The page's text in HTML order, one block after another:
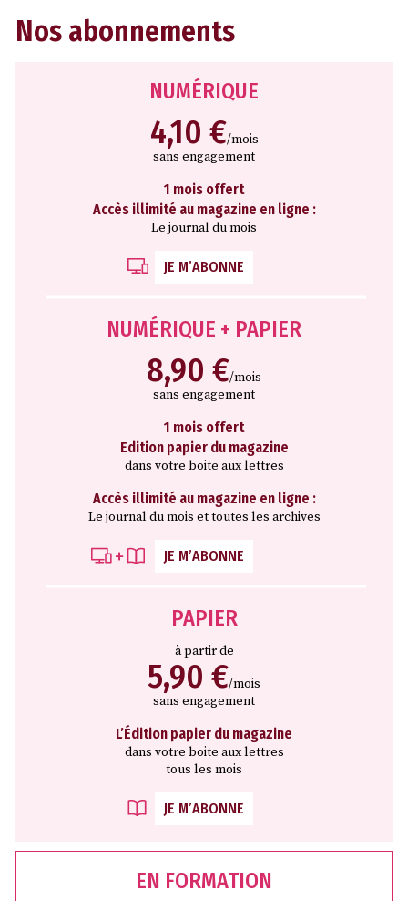
Nos abonnements
NUMÉRIQUE
4,10 €/mois
sans engagement
1 mois offert
Accès illimité au magazine en ligne :
Le journal du mois
JE M’ABONNE
NUMÉRIQUE + PAPIER
8,90 €/mois
sans engagement
1 mois offert
Edition papier du magazine
dans votre boite aux lettres
Accès illimité au magazine en ligne :
Le journal du mois et toutes les archives
JE M’ABONNE
PAPIER
à partir de
5,90 €/mois
sans engagement
L’Édition papier du magazine
dans votre boite aux lettres
tous les mois
JE M’ABONNE
EN FORMATION